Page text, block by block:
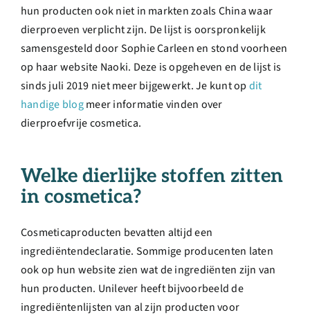
hun producten ook niet in markten zoals China waar
dierproeven verplicht zijn. De lijst is oorspronkelijk
samensgesteld door Sophie Carleen en stond voorheen
op haar website Naoki. Deze is opgeheven en de lijst is
sinds juli 2019 niet meer bijgewerkt. Je kunt op dit
handige blogmeer informatie vinden over
dierproefvrije cosmetica.
Welke dierlijke stoffen zitten
in cosmetica?
Cosmeticaproducten bevatten altijd een
ingrediëntendeclaratie. Sommige producenten laten
ook op hun website zien wat de ingrediënten zijn van
hun producten. Unilever heeft bijvoorbeeld de
ingrediëntenlijsten van al zijn producten voor